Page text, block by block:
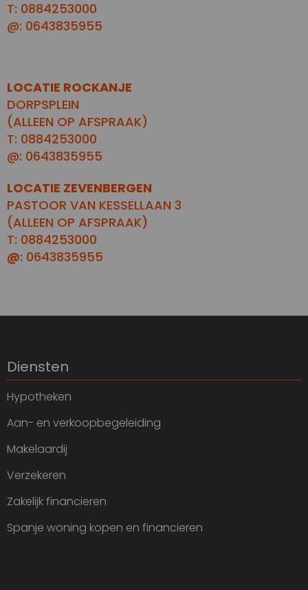
T: 0884253000
@: 0643835955
LOCATIE ROCKANJE
DORPSPLEIN
(ALLEEN OP AFSPRAAK)
T: 0884253000
@: 0643835955
LOCATIE ZEVENBERGEN
PASTOOR VAN KESSELLAAN 3
(ALLEEN OP AFSPRAAK)
T: 0884253000
@: 0643835955
Diensten
Hypotheken
Aan- en verkoopbegeleiding
Makelaardij
Verzekeren
Zakelijk financieren
Spanje woning kopen en financieren